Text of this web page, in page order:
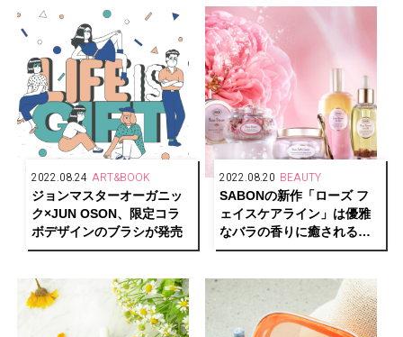
2022.08.24 ART&BOOK
ジョンマスターオーガニッ
ク×JUN OSON、限定コラ
ボデザインのブラシが発売
2022.08.20 BEAUTY
SABONの新作「ローズ フ
ェイスケアライン」は優雅
なバラの香りに癒されるラ
グジュアリーなスキンケア